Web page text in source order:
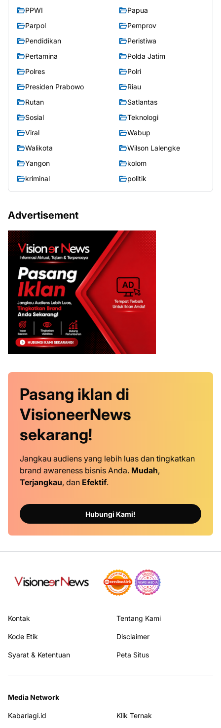
PPWI
Papua
Parpol
Pemprov
Pendidikan
Peristiwa
Pertamina
Polda Jatim
Polres
Polri
Presiden Prabowo
Riau
Rutan
Satlantas
Sosial
Teknologi
Viral
Wabup
Walikota
Wilson Lalengke
Yangon
kolom
kriminal
politik
Advertisement
Pasang iklan di
VisioneerNews
sekarang!
Jangkau audiens yang lebih luas dan tingkatkan
brand awareness bisnis Anda. Mudah,
Terjangkau, dan Efektif.
Hubungi Kami!
Kontak Tentang Kami
Kode Etik Disclaimer
Syarat & Ketentuan Peta Situs
Media Network
Kabarlagi.id Klik Ternak